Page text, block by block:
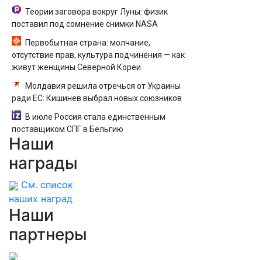
Теории заговора вокруг Луны: физик
поставил под сомнение снимки NASA
Первобытная страна: молчание,
отсутствие прав, культура подчинения — как
живут женщины Северной Кореи
Молдавия решила отречься от Украины
ради ЕС: Кишинев выбрал новых союзников
В июле Россия стала единственным
поставщиком СПГ в Бельгию
Наши
награды
См. список
наших наград
Наши
партнеры